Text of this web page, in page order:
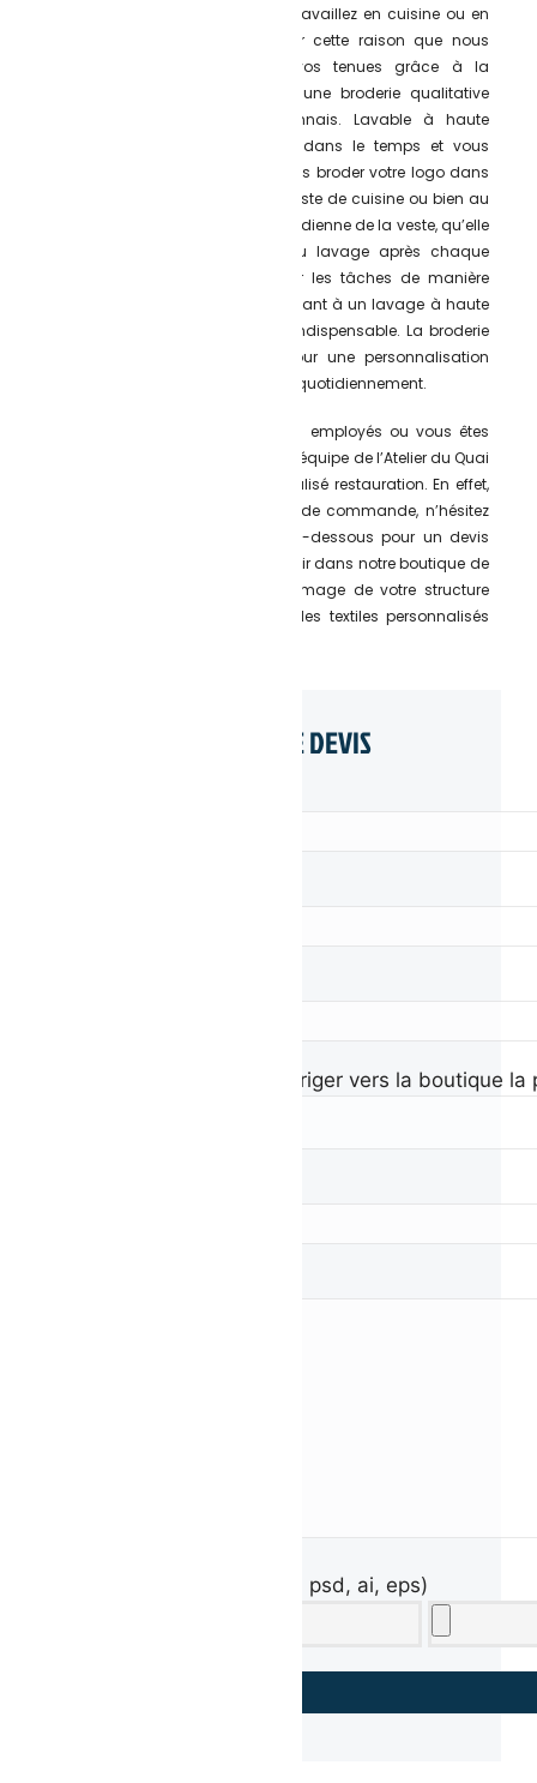
quotidien, en particulier si vous travaillez en cuisine ou en
salle d’un restaurant. C’est pour cette raison que nous
préconisons de personnaliser vos tenues grâce à la
broderie. Nous vous proposons une broderie qualitative
réalisée dans notre atelier lyonnais. Lavable à haute
température, la broderie durera dans le temps et vous
donnera entière satisfaction. Faites broder votre logo dans
le dos d’une chemise ou d’une veste de cuisine ou bien au
niveau du coeur. L’utilisation quotidienne de la veste, qu’elle
soit blanche ou noire, oblige au lavage après chaque
journée de travail afin d’éliminer les tâches de manière
parfaite. Un produit brodé et résistant à un lavage à haute
température est donc un critère indispensable. La broderie
convient donc et est parfait pour une personnalisation
durable et conçue pour être lavée quotidiennement.
Vous souhaitiez équiper tous vos employés ou vous êtes
seul à la tête de votre business ? L’équipe de l’Atelier du Quai
s’occupe de votre textile personnalisé restauration. En effet,
nous n’avons pas de minimum de commande, n’hésitez
ci-dessous pour un devis
personnalisé, ou à passer nous voir dans notre boutique de
Lyon 6e pour mettre en avant l’image de votre structure
auprès de vos clients grâce à des textiles personnalisés
DEMANDE DE DEVIS
Département pour vous diriger vers la boutique la
Votre fichier (jpg, png, pdf, psd, ai, eps)